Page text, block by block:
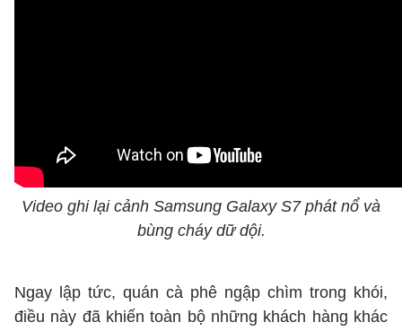
Video ghi lại cảnh Samsung Galaxy S7 phát nổ và
bùng cháy dữ dội.
Ngay lập tức, quán cà phê ngập chìm trong khói,
điều này đã khiến toàn bộ những khách hàng khác